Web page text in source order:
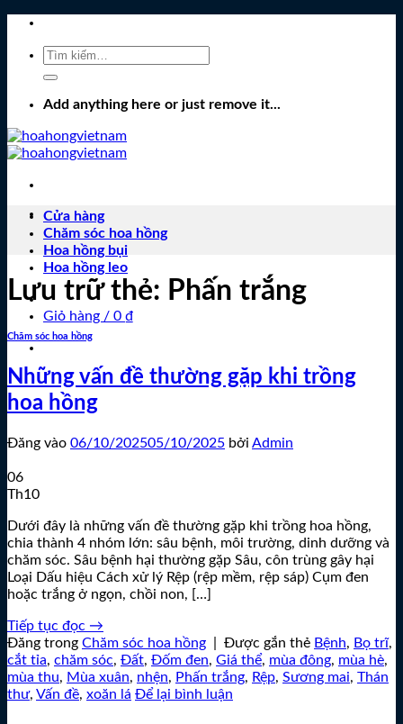
Tìm
Add anything here or just remove it...
Cửa hàng
Chăm sóc hoa hồng
Hoa hồng bụi
Hoa hồng leo
Giỏ hàng / 0 ₫
Lưu trữ thẻ: Phấn trắng
Chăm sóc hoa hồng
Những vấn đề thường gặp khi trồng
hoa hồng
Đăng vào 06/10/202505/10/2025 bởi Admin
06
Th10
Dưới đây là những vấn đề thường gặp khi trồng hoa hồng,
chia thành 4 nhóm lớn: sâu bệnh, môi trường, dinh dưỡng và
chăm sóc. Sâu bệnh hại thường gặp Sâu, côn trùng gây hại
Loại Dấu hiệu Cách xử lý Rệp (rệp mềm, rệp sáp) Cụm đen
hoặc trắng ở ngọn, chồi non, […]
Tiếp tục đọc →
Đăng trong Chăm sóc hoa hồng Được gắn thẻ Bệnh, Bọ trĩ,
cắt tỉa, chăm sóc, Đất, Đốm đen, Giá thể, mùa đông, mùa hè,
mùa thu, Mùa xuân, nhện, Phấn trắng, Rệp, Sương mai, Thán
thư, Vấn đề, xoăn lá Để lại bình luận